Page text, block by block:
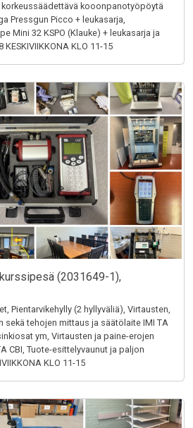
kooonpanotyöpöytä
Pressgun Picco + leukasarja,
Mini 32 KSPO (Klauke) + leukasarja ja
KLO 11-15
(2031649-1),
Pientarvikehylly (2 hyllyväliä), Virtausten,
sekä tehojen mittaus ja säätölaite IMI TA
ym, Virtausten ja paine-erojen
CBI, Tuote-esittelyvaunut ja paljon
KLO 11-15